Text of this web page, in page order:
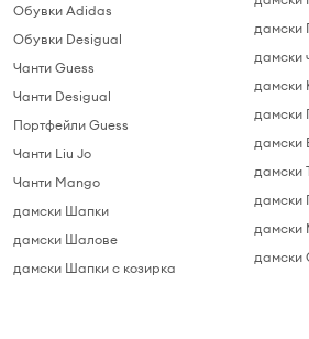
Обувки Adidas
Обувки Desigual
Чанти Guess
Чанти Desigual
Портфейли Guess
Чанти Liu Jo
Чанти Mango
дамски Шапки
дамски Шалове
дамски Шапки с козирка
дамски
дамски
дамски
дамски
дамски
дамски
дамски
дамски
дамски